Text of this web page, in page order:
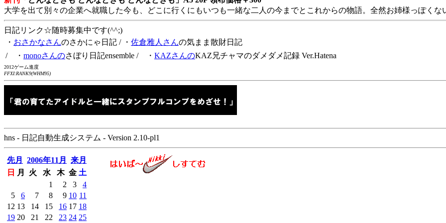
大学を出て別々の企業へ就職した今も、どこに行くにもいつも一緒な二人の今までとこれからの物語。全然お姉様っぽくな
日記リンク☆随時募集中です(^^;)
・ おさかなさんのさかにゃ日記 / ・ 佐倉雅人さんの気まま散財日記
/ ・ monoさんのさぼり日記ensemble / ・ KAZさんのKAZ兄チャマのダメダメ記録 Ver.Hatena
2012ゲーム進度
FFXI:RANK9(WHM95)
hns - 日記自動生成システム - Version 2.10-pl1
先月 2006年11月
来月
日
月 火 水 木 金 土
1
2 3
4
5
6 7 8 9 10 11
12 13 14 15 16 17 18
19 20 21 22 23 24 25